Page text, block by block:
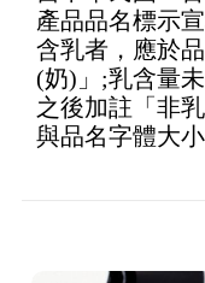
產品品名標示
含乳者，應於
(奶)」;乳含量
之後加註「非
與品名字體大小